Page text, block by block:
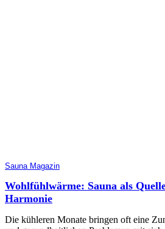
Sauna Magazin
Wohlfühlwärme: Sauna als
Harmonie
Die kühleren Monate bringen oft eine